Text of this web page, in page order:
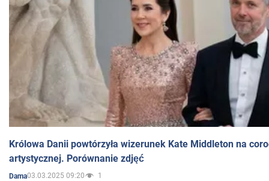
Królowa Danii powtórzyła wizerunek Kate Middleton na
artystycznej. Porównanie zdjęć
Dama03.03.2025 09:20 1